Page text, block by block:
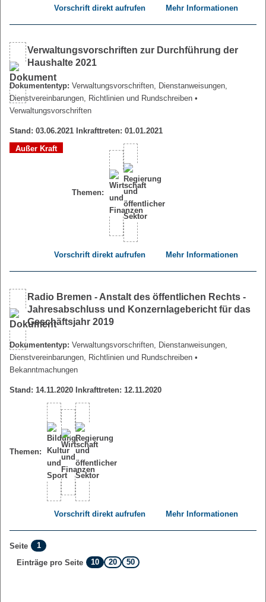
Vorschrift direkt aufrufen Mehr Informationen
Verwaltungsvorschriften zur Durchführung der
Haushalte 2021
Dokumententyp: Verwaltungsvorschriften, Dienstanweisungen,
Dienstvereinbarungen, Richtlinien und Rundschreiben •
Verwaltungsvorschriften
Stand: 03.06.2021 Inkrafttreten: 01.01.2021
Außer Kraft
Themen:
Vorschrift direkt aufrufen Mehr Informationen
Radio Bremen - Anstalt des öffentlichen Rechts -
Jahresabschluss und Konzernlagebericht für das
Geschäftsjahr 2019
Dokumententyp: Verwaltungsvorschriften, Dienstanweisungen,
Dienstvereinbarungen, Richtlinien und Rundschreiben •
Bekanntmachungen
Stand: 14.11.2020 Inkrafttreten: 12.11.2020
Themen:
Vorschrift direkt aufrufen Mehr Informationen
Seite
1
Einträge pro Seite
10 20 50